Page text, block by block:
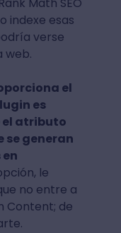
indexe esas
verse
web.
el
es
atributo
se generan
le
no entre a
Content; de